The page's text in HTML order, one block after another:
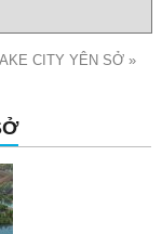
CITY YÊN SỞ »